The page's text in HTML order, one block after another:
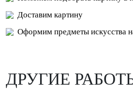
Доставим картину
Оформим предметы искусства
ДРУГИЕ